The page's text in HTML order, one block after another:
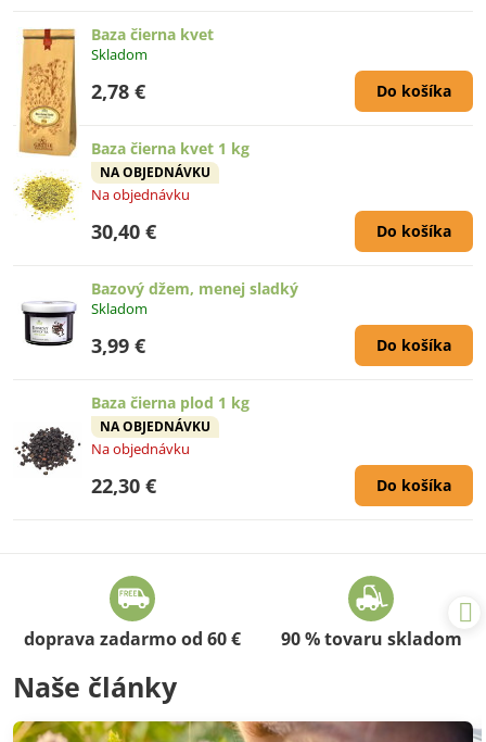
Baza čierna kvet
Skladom
2,78 € Do košíka
Baza čierna kvet 1 kg
NA OBJEDNÁVKU
Na objednávku
30,40 € Do košíka
Bazový džem, menej sladký
Skladom
3,99 € Do košíka
Baza čierna plod 1 kg
NA OBJEDNÁVKU
Na objednávku
22,30 € Do košíka
doprava zadarmo od 60 € 90 % tovaru skladom
Naše články